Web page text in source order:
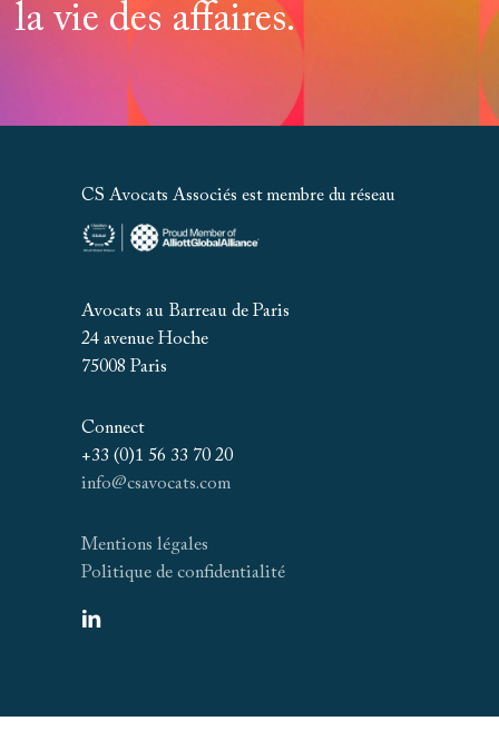
la vie des affaires.
CS Avocats Associés est membre du réseau
Avocats au Barreau de Paris
24 avenue Hoche
75008 Paris
Connect
+33 (0)1 56 33 70 20
info@csavocats.com
Mentions légales
Politique de confidentialité